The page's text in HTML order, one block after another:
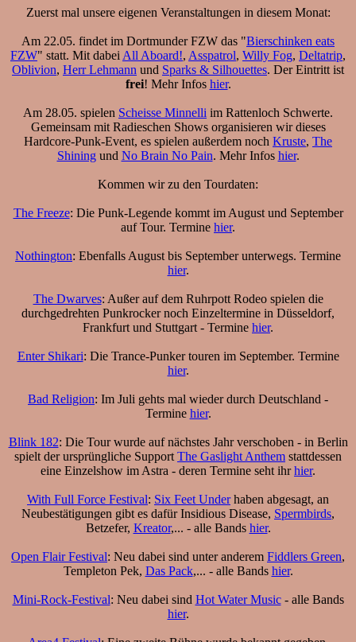
Zuerst mal unsere eigenen Veranstaltungen in diesem Monat:
Am 22.05. findet im Dortmunder FZW das "Bierschinken eats
FZW" statt. Mit dabei All Aboard!, Asspatrol, Willy Fog, Deltatrip,
Oblivion, Herr Lehmann und Sparks & Silhouettes. Der Eintritt ist
frei! Mehr Infos hier.
Am 28.05. spielen Scheisse Minnelli im Rattenloch Schwerte.
Gemeinsam mit Radieschen Shows organisieren wir dieses
Hardcore-Punk-Event, es spielen außerdem noch Kruste, The
Shiningund No Brain No Pain. Mehr Infos hier.
Kommen wir zu den Tourdaten:
The Freeze: Die Punk-Legende kommt im August und September
auf Tour. Termine hier.
Nothington: Ebenfalls August bis September unterwegs. Termine
hier.
The Dwarves: Außer auf dem Ruhrpott Rodeo spielen die
durchgedrehten Punkrocker noch Einzeltermine in Düsseldorf,
Frankfurt und Stuttgart - Termine hier.
Enter Shikari: Die Trance-Punker touren im September. Termine
hier.
Bad Religion: Im Juli gehts mal wieder durch Deutschland -
Termine hier.
Blink 182: Die Tour wurde auf nächstes Jahr verschoben - in Berlin
spielt der ursprüngliche Support The Gaslight Anthem stattdessen
eine Einzelshow im Astra - deren Termine seht ihrhier.
With Full Force Festival: Six Feet Underhaben abgesagt, an
Neubestätigungen gibt es dafür Insidious Disease, Spermbirds,
Betzefer, Kreator,... - alle Bands hier.
Open Flair Festival: Neu dabei sind unter anderem Fiddlers Green,
Templeton Pek, Das Pack,... - alle Bands hier.
Mini-Rock-Festival: Neu dabei sind Hot Water Music- alle Bands
hier.